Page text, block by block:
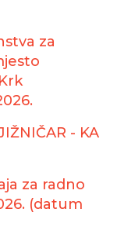
za
- KA
za radno
(datum